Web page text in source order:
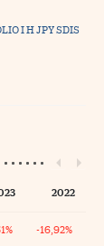
I H JPY SDIS
2022
-16,92%